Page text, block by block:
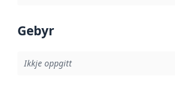
Gebyr
Ikkje oppgitt